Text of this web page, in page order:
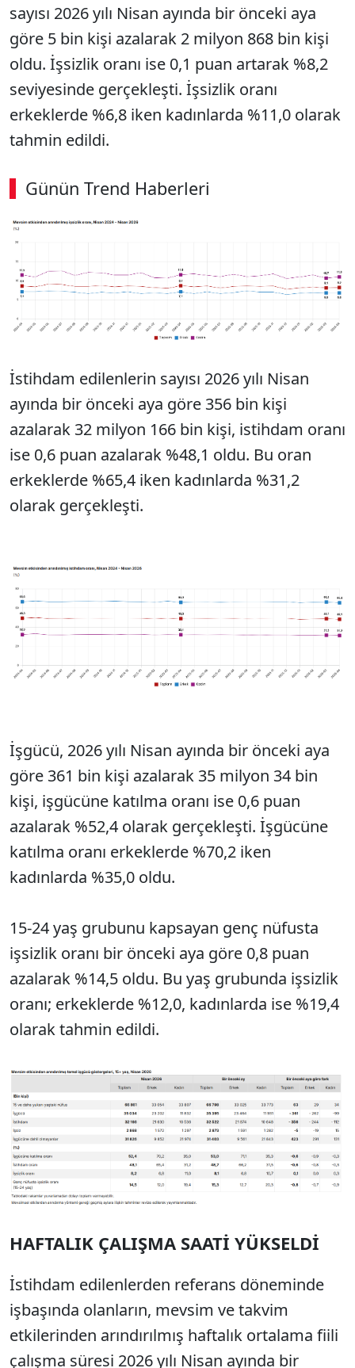
sayısı 2026 yılı Nisan ayında bir önceki aya
göre 5 bin kişi azalarak 2 milyon 868 bin kişi
oldu. İşsizlik oranı ise 0,1 puan artarak %8,2
seviyesinde gerçekleşti. İşsizlik oranı
erkeklerde %6,8 iken kadınlarda %11,0 olarak
tahmin edildi.
Günün Trend Haberleri
İstihdam edilenlerin sayısı 2026 yılı Nisan
ayında bir önceki aya göre 356 bin kişi
azalarak 32 milyon 166 bin kişi, istihdam oranı
ise 0,6 puan azalarak %48,1 oldu. Bu oran
erkeklerde %65,4 iken kadınlarda %31,2
olarak gerçekleşti.
İşgücü, 2026 yılı Nisan ayında bir önceki aya
göre 361 bin kişi azalarak 35 milyon 34 bin
kişi, işgücüne katılma oranı ise 0,6 puan
azalarak %52,4 olarak gerçekleşti. İşgücüne
katılma oranı erkeklerde %70,2 iken
kadınlarda %35,0 oldu.
15-24 yaş grubunu kapsayan genç nüfusta
işsizlik oranı bir önceki aya göre 0,8 puan
azalarak %14,5 oldu. Bu yaş grubunda işsizlik
oranı; erkeklerde %12,0, kadınlarda ise %19,4
olarak tahmin edildi.
HAFTALIK ÇALIŞMA SAATİ YÜKSELDİ
İstihdam edilenlerden referans döneminde
işbaşında olanların, mevsim ve takvim
etkilerinden arındırılmış haftalık ortalama fiili
çalışma süresi 2026 yılı Nisan ayında bir